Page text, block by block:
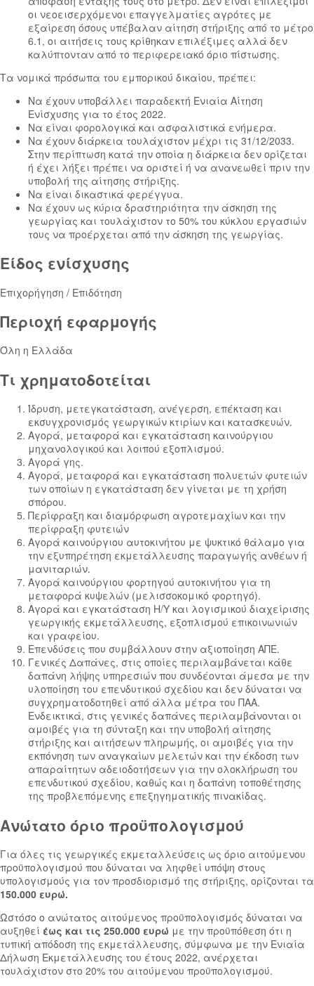
οι νεοεισερχόμενοι επαγγελματίες αγρότες με
εξαίρεση όσους υπέβαλαν αίτηση στήριξης από το μέτρο
6.1, οι αιτήσεις τους κρίθηκαν επιλέξιμες αλλά δεν
καλύπτονταν από το περιφερειακό όριο πίστωσης.
Τα νομικά πρόσωπα του εμπορικού δικαίου, πρέπει:​​
Να έχουν υποβάλλει παραδεκτή Ενιαία Αίτηση
Ενίσχυσης για το έτος 2022.
Να είναι φορολογικά και ασφαλιστικά ενήμερα.
Να έχουν διάρκεια τουλάχιστον μέχρι τις 31/12/2033.
Στην περίπτωση κατά την οποία η διάρκεια δεν ορίζεται
ή έχει λήξει πρέπει να οριστεί ή να ανανεωθεί πριν την
υποβολή της αίτησης στήριξης.
Να είναι δικαστικά φερέγγυα.
Να έχουν ως κύρια δραστηριότητα την άσκηση της
γεωργίας και τουλάχιστον το 50% του κύκλου εργασιών
τους να προέρχεται από την άσκηση της γεωργίας.
Είδος ενίσχυσης
Επιχορήγηση / Επιδότηση
Περιοχή εφαρμογής
Όλη η Ελλάδα
Τι χρηματοδοτείται
Ίδρυση, μετεγκατάσταση, ανέγερση, επέκταση και
εκσυγχρονισμός γεωργικών κτιρίων και κατασκευών.
Αγορά, μεταφορά και εγκατάσταση καινούργιου
μηχανολογικού και λοιπού εξοπλισμού.
Αγορά γης.
Αγορά, μεταφορά και εγκατάσταση πολυετών φυτειών
των οποίων η εγκατάσταση δεν γίνεται με τη χρήση
σπόρου.
Περίφραξη και διαμόρφωση αγροτεμαχίων και την
περίφραξη φυτειών
Αγορά καινούργιου αυτοκινήτου με ψυκτικό θάλαμο για
την εξυπηρέτηση εκμετάλλευσης παραγωγής ανθέων ή
μανιταριών.
Αγορά καινούργιου φορτηγού αυτοκινήτου για τη
μεταφορά κυψελών (μελισσοκομικό φορτηγό).
Αγορά και εγκατάσταση Η/Υ και λογισμικού διαχείρισης
γεωργικής εκμετάλλευσης, εξοπλισμού επικοινωνιών
και γραφείου.
Επενδύσεις που συμβάλλουν στην αξιοποίηση ΑΠΕ.
Γενικές Δαπάνες, στις οποίες περιλαμβάνεται κάθε
δαπάνη λήψης υπηρεσιών που συνδέονται άμεσα με την
υλοποίηση του επενδυτικού σχεδίου και δεν δύναται να
συγχρηματοδοτηθεί από άλλα μέτρα του ΠΑΑ.
Ενδεικτικά, στις γενικές δαπάνες περιλαμβάνονται οι
αμοιβές για τη σύνταξη και την υποβολή αίτησης
στήριξης και αιτήσεων πληρωμής, οι αμοιβές για την
εκπόνηση των αναγκαίων μελετών και την έκδοση των
απαραίτητων αδειοδοτήσεων για την ολοκλήρωση του
επενδυτικού σχεδίου, καθώς και η δαπάνη τοποθέτησης
της προβλεπόμενης επεξηγηματικής πινακίδας.
Ανώτατο όριο προϋπολογισμού
Για όλες τις γεωργικές εκμεταλλεύσεις ως όριο αιτούμενου
προϋπολογισμού που δύναται να ληφθεί υπόψη στους
υπολογισμούς για τον προσδιορισμό της στήριξης, ορίζονται τα
150.000 ευρώ.
Ωστόσο ο ανώτατος αιτούμενος προϋπολογισμός δύναται να
αυξηθεί έως και τις 250.000 ευρώ με την προϋπόθεση ότι η
τυπική απόδοση της εκμετάλλευσης, σύμφωνα με την Ενιαία
Δήλωση Εκμετάλλευσης του έτους 2022, ανέρχεται
τουλάχιστον στο 20% του αιτούμενου προϋπολογισμού.